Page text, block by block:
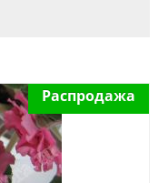
Распродажа